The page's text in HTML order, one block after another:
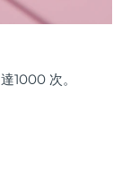
1000 次。